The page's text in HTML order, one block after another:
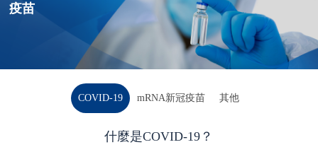
疫苗
COVID-19 mRNA新冠疫苗 其他
什麼是COVID-19？